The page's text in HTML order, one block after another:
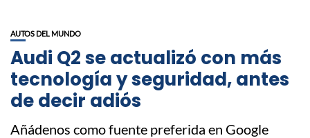
AUTOS DEL MUNDO
Audi Q2 se actualizó con más
tecnología y seguridad, antes
de decir adiós
Añádenos como fuente preferida en Google